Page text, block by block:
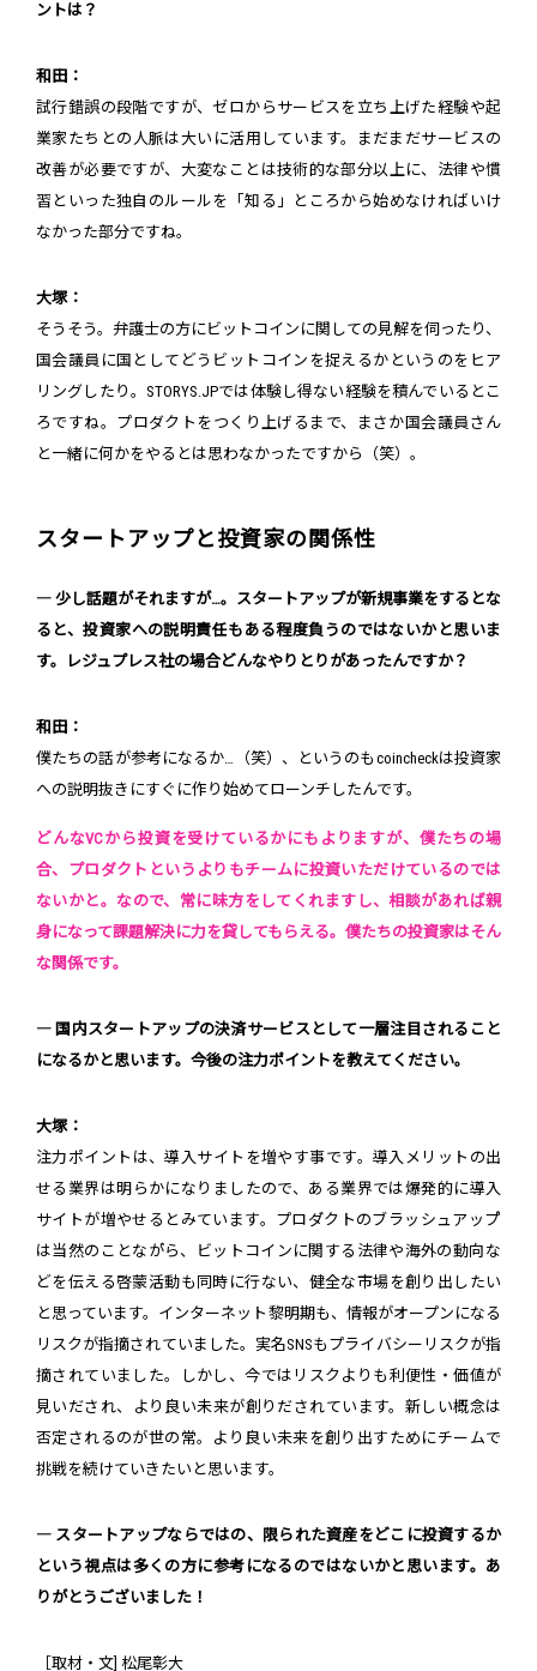
ントは？
和田：
試行錯誤の段階ですが、ゼロからサービスを立ち上げた経験や起
業家たちとの人脈は大いに活用しています。まだまだサービスの
改善が必要ですが、大変なことは技術的な部分以上に、法律や慣
習といった独自のルールを「知る」ところから始めなければいけ
なかった部分ですね。
大塚：
そうそう。弁護士の方にビットコインに関しての見解を伺ったり、
国会議員に国としてどうビットコインを捉えるかというのをヒア
リングしたり。STORYS.JPでは体験し得ない経験を積んでいるとこ
ろですね。プロダクトをつくり上げるまで、まさか国会議員さん
と一緒に何かをやるとは思わなかったですから（笑）。
スタートアップと投資家の関係性
― 少し話題がそれますが…。スタートアップが新規事業をするとな
ると、投資家への説明責任もある程度負うのではないかと思いま
す。レジュプレス社の場合どんなやりとりがあったんですか？
和田：
僕たちの話が参考になるか…（笑）、というのもcoincheckは投資家
への説明抜きにすぐに作り始めてローンチしたんです。
どんなVCから投資を受けているかにもよりますが、僕たちの場
合、プロダクトというよりもチームに投資いただけているのでは
ないかと。なので、常に味方をしてくれますし、相談があれば親
身になって課題解決に力を貸してもらえる。僕たちの投資家はそん
な関係です。
― 国内スタートアップの決済サービスとして一層注目されること
になるかと思います。今後の注力ポイントを教えてください。
大塚：
注力ポイントは、導入サイトを増やす事です。導入メリットの出
せる業界は明らかになりましたので、ある業界では爆発的に導入
サイトが増やせるとみています。プロダ゙クトのブラッシュアップ゚
は当然のことなが゙ら、ビットコインに関する法律や海外の動向な
どを伝える啓蒙活動も同時に行ない、健全な市場を創り出したい
と思っています。インターネット黎明期も、情報がオープンになる
リスクが指摘されていました。実名SNSもプライバシーリスクが指
摘されていました。しかし、今ではリスクよりも利便性・価値が
見いだされ、より良い未来が創りだされています。新しい概念は
否定されるのが世の常。より良い未来を創り出すためにチームで
挑戦を続けていきたいと思います。
― スタートアップならではの、限られた資産をどこに投資するか
という視点は多くの方に参考になるのではないかと思います。あ
りがとうございました！
［取材・文] 松尾彰大